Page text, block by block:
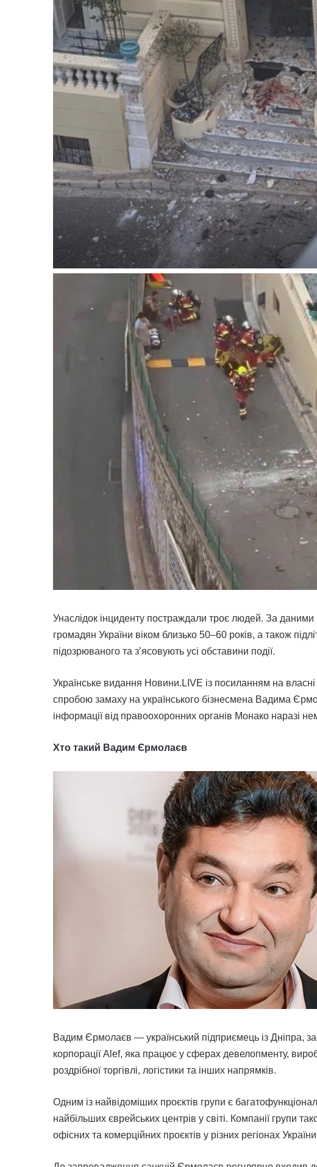
Унаслідок інциденту постраждали троє людей. За
громадян України віком близько 50–60 років, а також
підозрюваного та з’ясовують усі обставини події.
Українське видання Новини.LIVE із посиланням на
спробою замаху на українського бізнесмена Вадима
інформації від правоохоронних органів Монако наразі
Хто такий Вадим Єрмолаєв
Вадим Єрмолаєв — український підприємець із Дніпра,
корпорації Alef, яка працює у сферах девелопменту,
роздрібної торгівлі, логістики та інших напрямків.
Одним із найвідоміших проєктів групи є
найбільших єврейських центрів у світі. Компанії групи
офісних та комерційних проєктів у різних регіонах